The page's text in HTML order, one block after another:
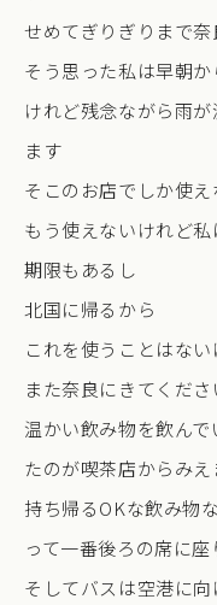
せめてぎりぎりまで
そう思った私は早朝
けれど残念ながら雨
ます
そこのお店でしか使
もう使えないけれど
期限もあるし
北国に帰るから
これを使うことはな
また奈良にきてくだ
温かい飲み物を飲ん
たのが喫茶店からみえ
持ち帰るOKな飲み物
って一番後ろの席に座
そしてバスは空港に